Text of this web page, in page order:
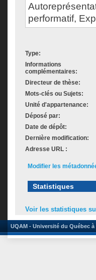
performatif,
Type:
Informations
complémentaires:
Directeur de thèse:
Mots-clés ou Sujets:
Unité d'appartenance:
Déposé par:
Date de dépôt:
Dernière modification:
Adresse URL :
Modifier les
Statistiques
Voir les statistiques
UQAM - Université du Québec à